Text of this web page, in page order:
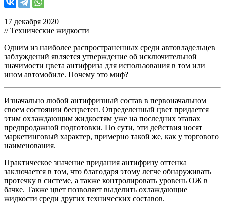
17 декабря 2020
// Технические жидкости
Одним из наиболее распространенных среди автовладельцев
заблуждений является утверждение об исключительной
значимости цвета антифриза для использования в том или
ином автомобиле. Почему это миф?
Изначально любой антифризный состав в первоначальном
своем состоянии бесцветен. Определенный цвет придается
этим охлаждающим жидкостям уже на последних этапах
предпродажной подготовки. По сути, эти действия носят
маркетинговый характер, примерно такой же, как у торгового
наименования.
Практическое значение придания антифризу оттенка
заключается в том, что благодаря этому легче обнаруживать
протечку в системе, а также контролировать уровень ОЖ в
бачке. Также цвет позволяет выделить охлаждающие
жидкости среди других технических составов.